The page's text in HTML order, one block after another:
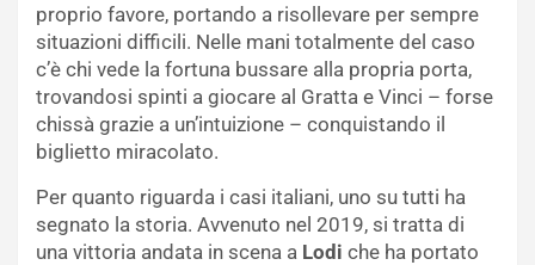
proprio favore, portando a risollevare per sempre
situazioni difficili. Nelle mani totalmente del caso
c’è chi vede la fortuna bussare alla propria porta,
trovandosi spinti a giocare al Gratta e Vinci – forse
chissà grazie a un’intuizione – conquistando il
biglietto miracolato.
Per quanto riguarda i casi italiani, uno su tutti ha
segnato la storia. Avvenuto nel 2019, si tratta di
una vittoria andata in scena a Lodi che ha portato